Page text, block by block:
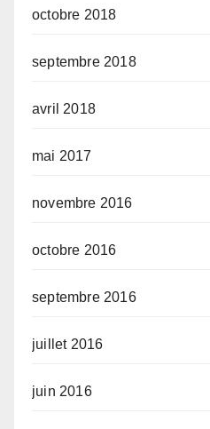
octobre 2018
septembre 2018
avril 2018
mai 2017
novembre 2016
octobre 2016
septembre 2016
juillet 2016
juin 2016